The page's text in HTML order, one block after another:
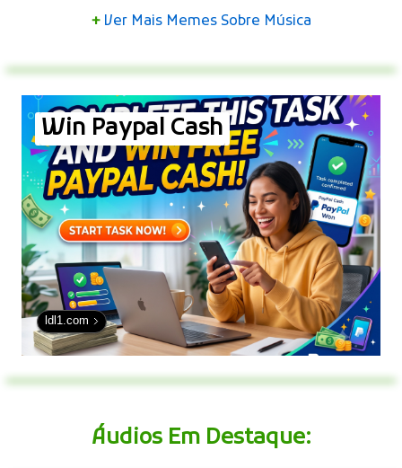
+ Ver Mais Memes Sobre Música
Win Paypal Cash
ldl1.com
Áudios Em Destaque: